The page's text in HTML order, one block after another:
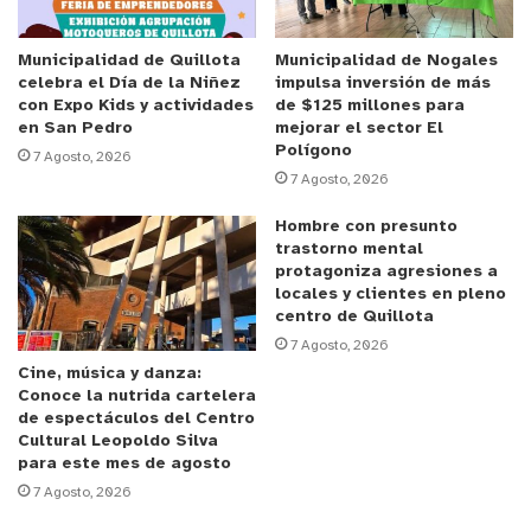
representación del Municipio. El jefe comunal se
mostrósatisfecho con que la Comuna pueda
participar nuevamente en la FILAN. Esto dijo el
Alcalde.
El alcalde anfitrión, Manuel Rivera,
participación de los nuestros en la FILAN
siempre ha estado presente”, señaló. Asimismo,
tuvo palabras para destacar el esfuerzo que hace
la Municipalidad de La Ligua para apoyar a los
emprendedores. Indicó que“son momentos de
reactivación” , refiriéndose a la vuelta de la Feria
luego de 2 años de receso.
La FILAN 2022 se está desarrollando entre el
jueves 26 y el domingo 29 de mayo, en el
Municipalidad de Quillota
celebra el Día de la Niñez
con Expo Kids y actividades
en San Pedro
7 Agosto, 2026
Municipalidad de Nogales
impulsa inversión de más
de $125 millones para
mejorar el sector El
Polígono
7 Agosto, 2026
Cine, música y danza:
Conoce la nutrida cartelera
de espectáculos del Centro
Cultural Leopoldo Silva
para este mes de agosto
7 Agosto, 2026
Hombre con presunto
trastorno mental
protagoniza agresiones a
locales y clientes en pleno
centro de Quillota
7 Agosto, 2026